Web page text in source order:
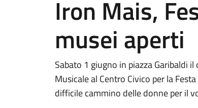
Iron Mais,
musei aperti
Sabato 1 giugno in piazza Garibaldi
Musicale al Centro Civico per la
difficile cammino delle donne per il